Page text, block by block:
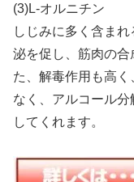
(3)L-オルニチン
しじみに多く含ま
泌を促し、筋肉の合
た、解毒作用も高
なく、アルコール
してくれます。